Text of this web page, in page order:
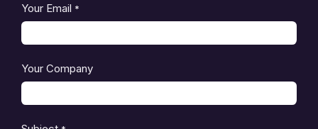
Your Email *
Your Company